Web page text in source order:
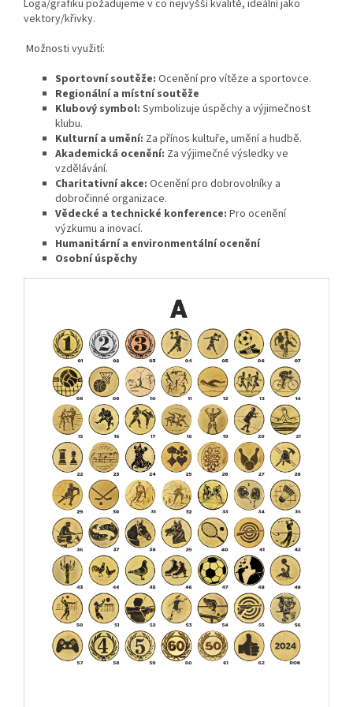
Loga/grafiku požadujeme v co nejvyšší kvalitě, ideální jako
vektory/křivky.
Možnosti využití:
Sportovní soutěže: Ocenění pro vítěze a sportovce.
Regionální a místní soutěže
Klubový symbol: Symbolizuje úspěchy a výjimečnost
klubu.
Kulturní a umění: Za přínos kultuře, umění a hudbě.
Akademická ocenění: Za výjimečné výsledky ve
vzdělávání.
Charitativní akce: Ocenění pro dobrovolníky a
dobročinné organizace.
Vědecké a technické konference: Pro ocenění
výzkumu a inovací.
Humanitární a environmentální ocenění
Osobní úspěchy